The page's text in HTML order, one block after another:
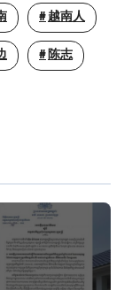
越南人
陈志